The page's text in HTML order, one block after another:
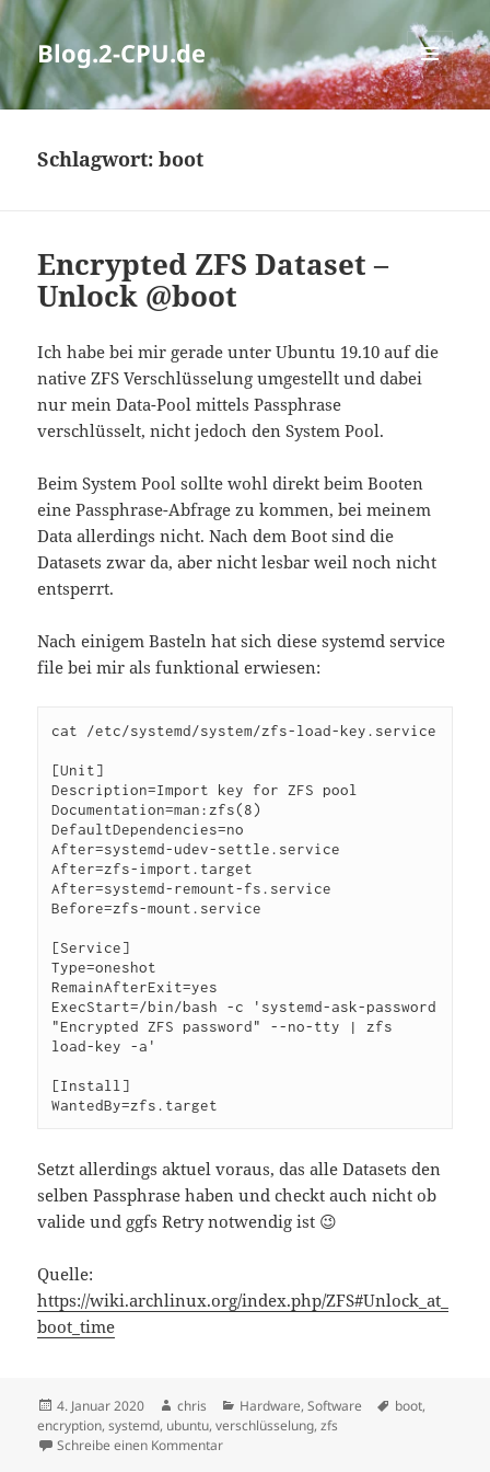
Blog.2-CPU.de
MENÜ
UND
Schlagwort:boot
Encrypted ZFS Dataset –
Unlock @boot
Ich habe bei mir gerade unter Ubuntu 19.10 auf die
native ZFS Verschlüsselung umgestellt und dabei
nur mein Data-Pool mittels Passphrase
verschlüsselt, nicht jedoch den System Pool.
Beim System Pool sollte wohl direkt beim Booten
eine Passphrase-Abfrage zu kommen, bei meinem
Data allerdings nicht. Nach dem Boot sind die
Datasets zwar da, aber nicht lesbar weil noch nicht
entsperrt.
Nach einigem Basteln hat sich diese systemd service
file bei mir als funktional erwiesen:
cat /etc/systemd/system/zfs-load-key.service
[Unit]
Description=Import key for ZFS pool
Documentation=man:zfs(8)
DefaultDependencies=no
After=systemd-udev-settle.service
After=zfs-import.target
After=systemd-remount-fs.service
Before=zfs-mount.service
[Service]
Type=oneshot
RemainAfterExit=yes
ExecStart=/bin/bash -c 'systemd-ask-password
"Encrypted ZFS password" --no-tty | zfs
load-key -a'
[Install]
WantedBy=zfs.target
Setzt allerdings aktuel voraus, das alle Datasets den
selben Passphrase haben und checkt auch nicht ob
valide und ggfs Retry notwendig ist 😉
Quelle:
https://wiki.archlinux.org/index.php/ZFS#Unlock_at_
boot_time
Veröffentlicht
am
4. Januar 2020 Autor
chris Kategorien
Hardware,Software Schlagwörter
boot,
encryption,systemd, ubuntu,verschlüsselung,zfs
Schreibe einen Kommentarzu Encrypted ZFS Dataset – Unlock @boot